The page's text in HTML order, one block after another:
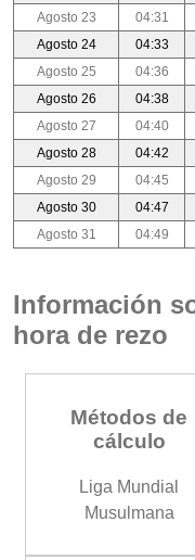
Agosto 23
04:31
Agosto 24
04:33
Agosto 25
04:36
Agosto 26
04:38
Agosto 27
04:40
Agosto 28
04:42
Agosto 29
04:45
Agosto 30
04:47
Agosto 31
04:49
Información
hora de rezo
Métodos de
cálculo
Liga Mundial
Musulmana